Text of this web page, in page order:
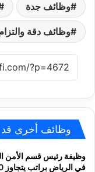
وظائف جدة
وظائف دقة
وظائف أخرى
وظيفة رئيس قسم الأمن